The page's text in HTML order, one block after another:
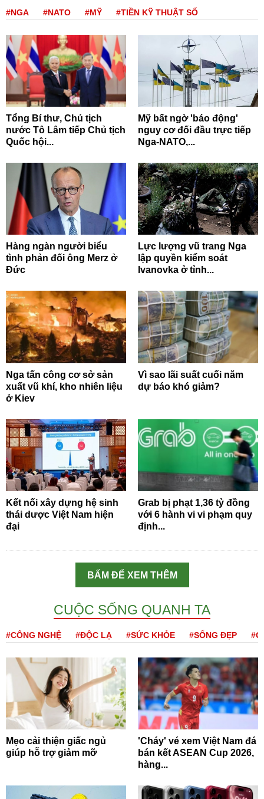
#NGA #NATO #MỸ #TIỀN KỸ THUẬT SỐ
Tổng Bí thư, Chủ tịch
nước Tô Lâm tiếp Chủ tịch
Quốc hội...
Mỹ bất ngờ 'báo động'
nguy cơ đối đầu trực tiếp
Nga-NATO,...
Hàng ngàn người biểu
tình phản đối ông Merz ở
Đức
Lực lượng vũ trang Nga
lập quyền kiểm soát
Ivanovka ở tỉnh...
Nga tấn công cơ sở sản
xuất vũ khí, kho nhiên liệu
ở Kiev
Vì sao lãi suất cuối năm
dự báo khó giảm?
Kết nối xây dựng hệ sinh
thái dược Việt Nam hiện
đại
Grab bị phạt 1,36 tỷ đồng
với 6 hành vi vi phạm quy
định...
BẤM ĐỂ XEM THÊM
CUỘC SỐNG QUANH TA
#CÔNG NGHỆ #ĐỘC LẠ #SỨC KHỎE #SỐNG ĐẸP
Mẹo cải thiện giấc ngủ
giúp hỗ trợ giảm mỡ
'Cháy' vé xem Việt Nam đá
bán kết ASEAN Cup 2026,
hàng...